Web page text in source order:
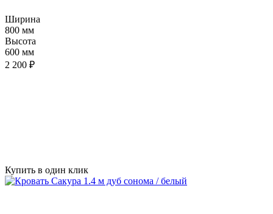
Ширина
800 мм
Высота
600 мм
2 200 ₽
Купить в один клик